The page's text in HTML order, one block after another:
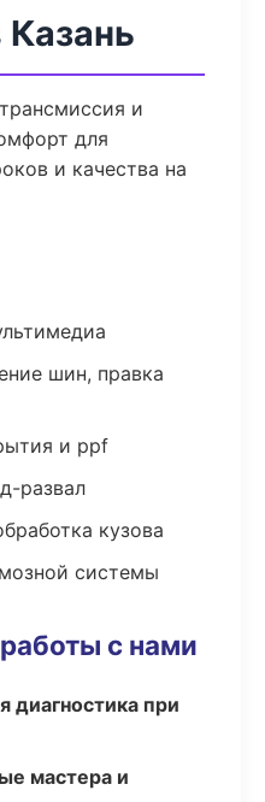
Казань
и
для
и качества на
шин, правка
и ppf
развал
кузова
системы
с нами
диагностика при
мастера и